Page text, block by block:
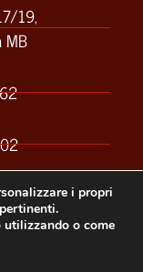
19,
i propri
o come